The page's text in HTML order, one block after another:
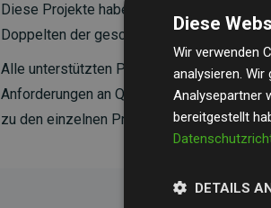
Diese Projekte haben eine
Doppelten der geschätzten Emissionen
Alle unterstützten Projekte werden durch
Anforderungen an Qualität, tatsächliche
zu den einzelnen Projekten findenSie hier.
Diese
Wir verwenden
analysieren.
Analysepartner
bereitgestellt
DETAILS